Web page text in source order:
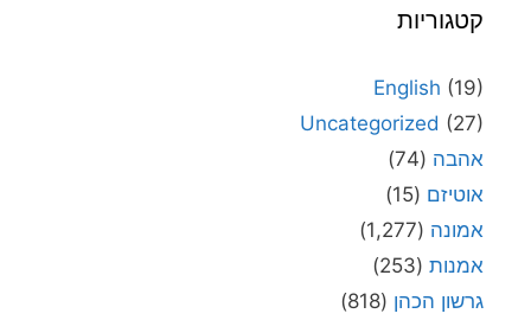
קטגוריות
English (19)
Uncategorized (27)
אהבה (74)
אוטיזם (15)
אמונה (1,277)
אמנות (253)
גרשון הכהן (818)